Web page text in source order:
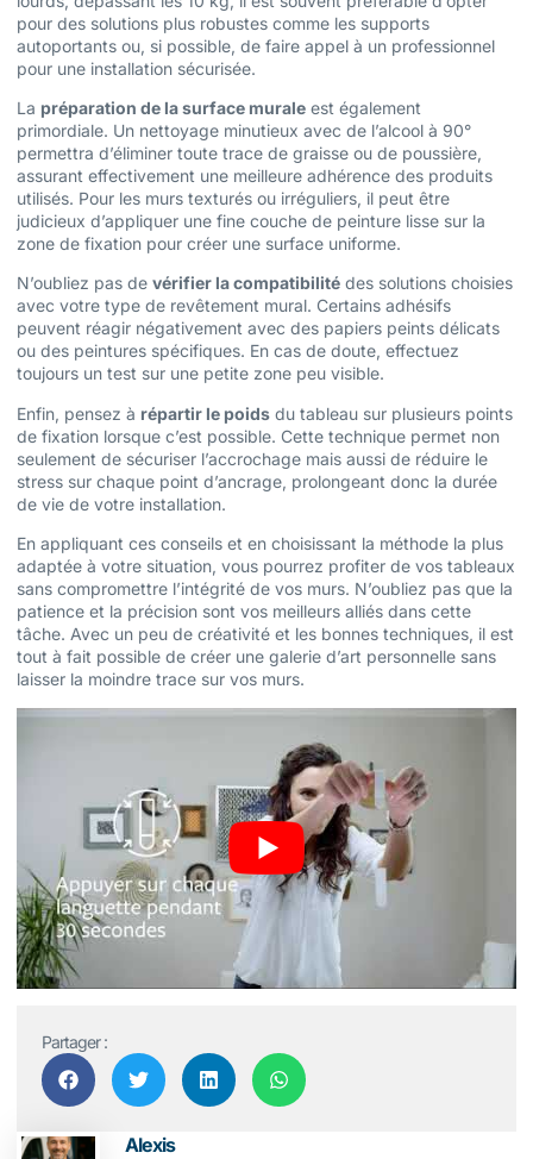
pour des solutions plus robustes comme les supports
autoportants ou, si possible, de faire appel à un professionnel
pour une installation sécurisée.
La préparation de la surface murale est également
primordiale. Un nettoyage minutieux avec de l’alcool à 90°
permettra d’éliminer toute trace de graisse ou de poussière,
assurant effectivement une meilleure adhérence des produits
utilisés. Pour les murs texturés ou irréguliers, il peut être
judicieux d’appliquer une fine couche de peinture lisse sur la
zone de fixation pour créer une surface uniforme.
N’oubliez pas de vérifier la compatibilité des solutions choisies
avec votre type de revêtement mural. Certains adhésifs
peuvent réagir négativement avec des papiers peints délicats
ou des peintures spécifiques. En cas de doute, effectuez
toujours un test sur une petite zone peu visible.
Enfin, pensez à répartir le poids du tableau sur plusieurs points
de fixation lorsque c’est possible. Cette technique permet non
seulement de sécuriser l’accrochage mais aussi de réduire le
stress sur chaque point d’ancrage, prolongeant donc la durée
de vie de votre installation.
En appliquant ces conseils et en choisissant la méthode la plus
adaptée à votre situation, vous pourrez profiter de vos tableaux
sans compromettre l’intégrité de vos murs. N’oubliez pas que la
patience et la précision sont vos meilleurs alliés dans cette
tâche. Avec un peu de créativité et les bonnes techniques, il est
tout à fait possible de créer une galerie d’art personnelle sans
laisser la moindre trace sur vos murs.
Partager :
Alexis